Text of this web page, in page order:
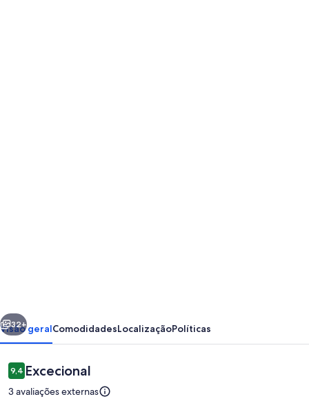
poucos
Passos
do
Mar
Seguinte
32+
Visão geralComodidadesLocalizaçãoPolíticas
Avaliações
9,49,4 em 10
Excecional
3 avaliações externas